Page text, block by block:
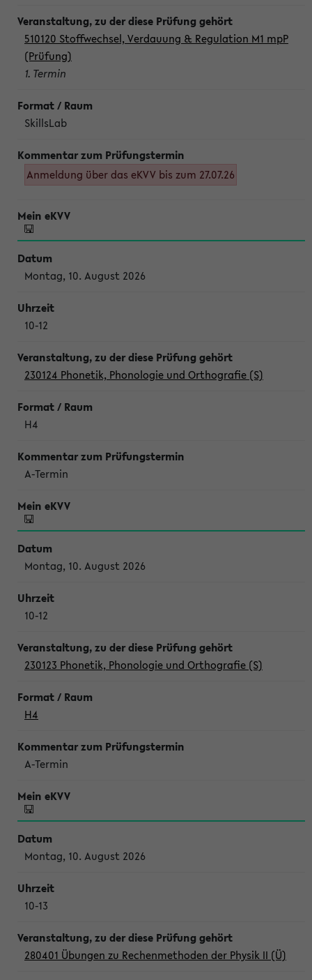
510120 Stoffwechsel, Verdauung & Regulation M1 mpP
(Prüfung)
1. Termin
SkillsLab
Anmeldung über das eKVV bis zum 27.07.26
Montag, 10. August 2026
10-12
230124 Phonetik, Phonologie und Orthografie (S)
H4
A-Termin
Montag, 10. August 2026
10-12
230123 Phonetik, Phonologie und Orthografie (S)
H4
A-Termin
Montag, 10. August 2026
10-13
280401 Übungen zu Rechenmethoden der Physik II (Ü)